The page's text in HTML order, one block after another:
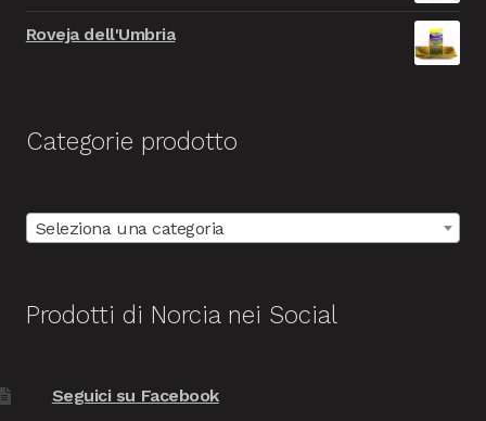
Roveja dell'Umbria
Categorie prodotto
Seleziona una categoria
Prodotti di Norcia nei Social
Seguici su Facebook